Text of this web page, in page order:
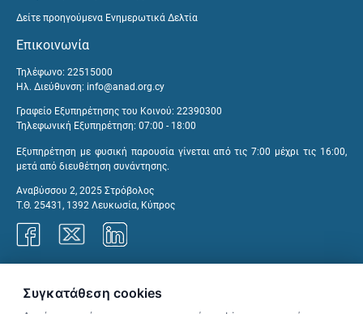
Δείτε προηγούμενα Ενημερωτικά Δελτία
Επικοινωνία
Τηλέφωνο: 22515000
Ηλ. Διεύθυνση: info@anad.org.cy
Γραφείο Εξυπηρέτησης του Κοινού: 22390300
Τηλεφωνική Εξυπηρέτηση: 07:00 - 18:00
Εξυπηρέτηση με φυσική παρουσία γίνεται από τις 7:00 μέχρι τις 16:00,
μετά από διευθέτηση συνάντησης.
Αναβύσσου 2, 2025 Στρόβολος
Τ.Θ. 25431, 1392 Λευκωσία, Κύπρος
Συγκατάθεση cookies